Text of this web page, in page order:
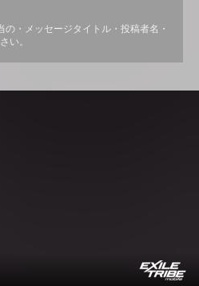
・メッセージタイトル・投稿者名・
い。